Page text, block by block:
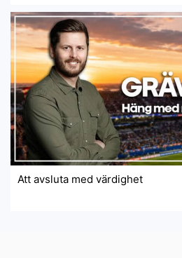
Att avsluta med värdighet